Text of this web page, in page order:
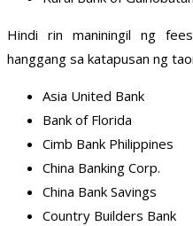
Hindi rin maniningil ng
hanggang sa katapusan ng
Asia United Bank
Bank of Florida
Cimb Bank Philippines
China Banking Corp.
China Bank Savings
Country Builders Bank